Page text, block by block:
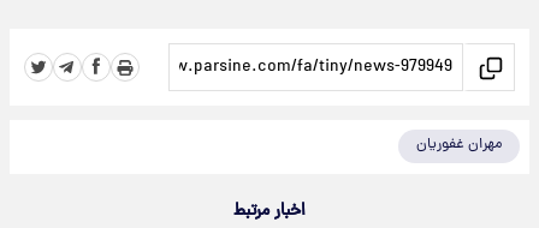
مهران غفوریان
اخبار مرتبط